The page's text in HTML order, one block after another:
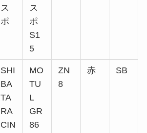
ス
ポ
ス
ポ
S1
5
SHI
BA
TA
RA
CIN
MO
TU
L
GR
86
ZN
8
赤 SB